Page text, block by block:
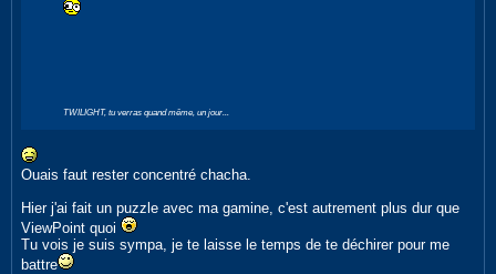
TWILIGHT, tu verras quand même, un jour...
Ouais faut rester concentré chacha.
Hier j'ai fait un puzzle avec ma gamine, c'est autrement plus dur que
ViewPoint quoi
Tu vois je suis sympa, je te laisse le temps de te déchirer pour me
battre